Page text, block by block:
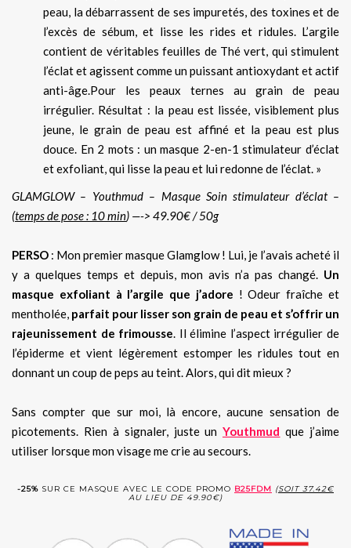
peau, la débarrassent de ses impuretés, des toxines et de
l’excès de sébum, et lisse les rides et ridules. L’argile
contient de véritables feuilles de Thé vert, qui stimulent
l’éclat et agissent comme un puissant antioxydant et actif
anti-âge.Pour les peaux ternes au grain de peau
irrégulier. Résultat : la peau est lissée, visiblement plus
jeune, le grain de peau est affiné et la peau est plus
douce. En 2 mots : un masque 2-en-1 stimulateur d’éclat
et exfoliant, qui lisse la peau et lui redonne de l’éclat. »
GLAMGLOW – Youthmud – Masque Soin stimulateur d’éclat –
(temps de pose : 10 min) —-> 49.90€ / 50g
PERSO : Mon premier masque Glamglow ! Lui, je l’avais acheté il
y a quelques temps et depuis, mon avis n’a pas changé. Un
masque exfoliant à l’argile que j’adore ! Odeur fraîche et
mentholée, parfait pour lisser son grain de peau et s’offrir un
rajeunissement de frimousse . Il élimine l’aspect irrégulier de
l’épiderme et vient légèrement estomper les ridules tout en
donnant un coup de peps au teint. Alors, qui dit mieux ?
Sans compter que sur moi, là encore, aucune sensation de
picotements. Rien à signaler, juste unYouthmud que j’aime
utiliser lorsque mon visage me crie au secours.
-25% SUR CE MASQUE AVEC LE CODE PROMO B25FDM (SOIT 37.42€
AU LIEU DE 49.90€)